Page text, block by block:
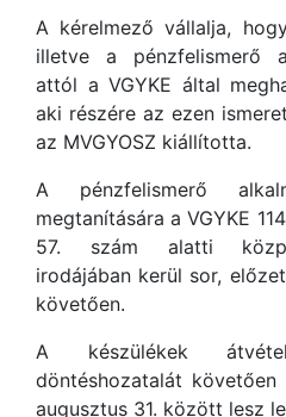
A kérelmező vállalja,
illetve a pénzfelismerő
attól a VGYKE által
aki részére az ezen
az MVGYOSZ kiállította.
A pénzfelismerő
megtanítására a VGYKE
57. szám alatti
irodájában kerül sor,
követően.
A készülékek
döntéshozatalát követően
augusztus 31. között lesz